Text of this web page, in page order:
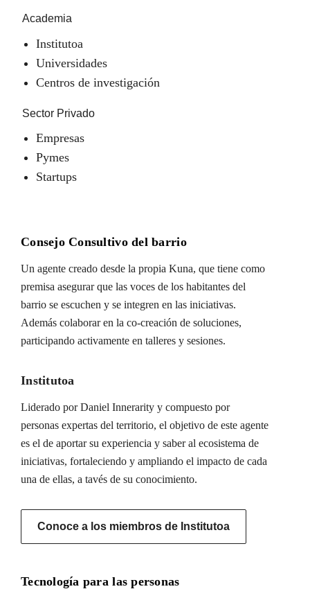
Academia
Institutoa
Universidades
Centros de investigación
Sector Privado
Empresas
Pymes
Startups
Consejo Consultivo del barrio
Un agente creado desde la propia Kuna, que tiene como
premisa asegurar que las voces de los habitantes del
barrio se escuchen y se integren en las iniciativas.
Además colaborar en la co-creación de soluciones,
participando activamente en talleres y sesiones.
Institutoa
Liderado por Daniel Innerarity y compuesto por
personas expertas del territorio, el objetivo de este agente
es el de aportar su experiencia y saber al ecosistema de
iniciativas, fortaleciendo y ampliando el impacto de cada
una de ellas, a tavés de su conocimiento.
Conoce a los miembros de Institutoa
Tecnología para las personas